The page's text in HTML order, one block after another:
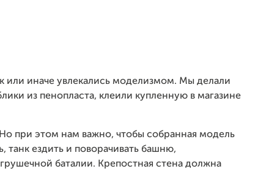
или иначе увлекались моделизмом. Мы делали
из пенопласта, клеили купленную в магазине
при этом нам важно, чтобы собранная модель
танк ездить и поворачивать башню,
баталии. Крепостная стена должна